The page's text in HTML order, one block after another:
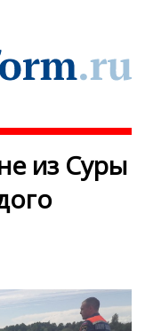
из Суры